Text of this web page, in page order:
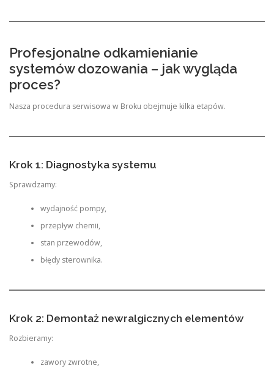
Profesjonalne odkamienianie
systemów dozowania – jak wygląda
proces?
Nasza procedura serwisowa w Broku obejmuje kilka etapów.
Krok 1: Diagnostyka systemu
Sprawdzamy:
wydajność pompy,
przepływ chemii,
stan przewodów,
błędy sterownika.
Krok 2: Demontaż newralgicznych elementów
Rozbieramy:
zawory zwrotne,